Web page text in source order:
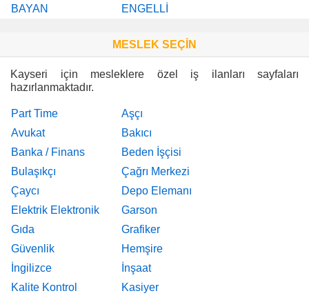
BAYAN ENGELLİ
MESLEK SEÇİN
Kayseri için mesleklere özel iş ilanları sayfaları
hazırlanmaktadır.
Part Time
Aşçı
Avukat
Bakıcı
Banka / Finans
Beden İşçisi
Bulaşıkçı
Çağrı Merkezi
Çaycı
Depo Elemanı
Elektrik Elektronik
Garson
Gıda
Grafiker
Güvenlik
Hemşire
İngilizce
İnşaat
Kalite Kontrol
Kasiyer